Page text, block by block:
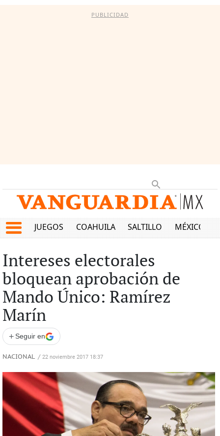
PUBLICIDAD
JUEGOS COAHUILA SALTILLO MÉXICO
Intereses electorales
bloquean aprobación de
Mando Único: Ramírez
Marín
+ Seguir en
NACIONAL / 22 noviembre 2017 18:37